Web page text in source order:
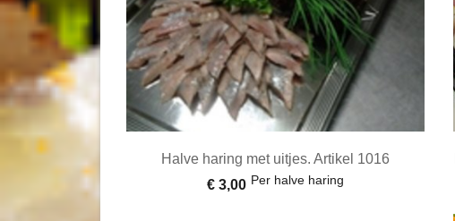
Halve haring met uitjes. Artikel 1016
€ 3,00 Per halve haring